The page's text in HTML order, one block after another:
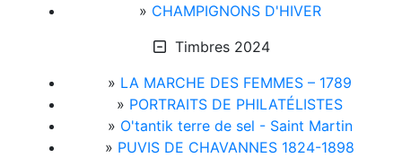
» CHAMPIGNONS D'HIVER
Timbres 2024
» LA MARCHE DES FEMMES – 1789
» PORTRAITS DE PHILATÉLISTES
» O'tantik terre de sel - Saint Martin
» PUVIS DE CHAVANNES 1824-1898